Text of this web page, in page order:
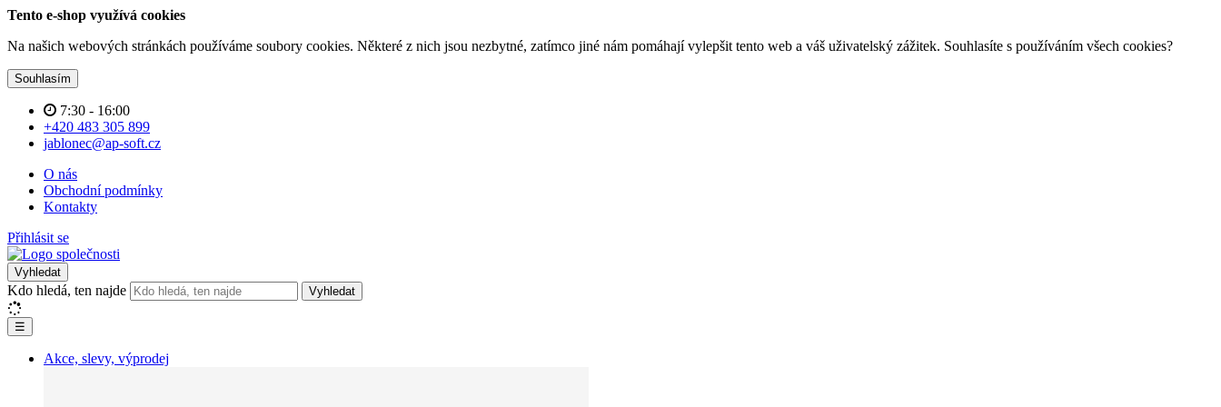
Tento e-shop využívá cookies
Na našich webových stránkách používáme soubory cookies. Některé z nich jsou nezbytné, zatímco jiné nám pomáhají vylepšit tento web a váš uživatelský zážitek. Souhlasíte s používáním všech cookies?
Souhlasím
7:30 - 16:00
+420 483 305 899
jablonec@ap-soft.cz
O nás
Obchodní podmínky
Kontakty
Přihlásit se
Vyhledat
Kdo hledá, ten najde Vyhledat
☰
Akce, slevy, výprodej